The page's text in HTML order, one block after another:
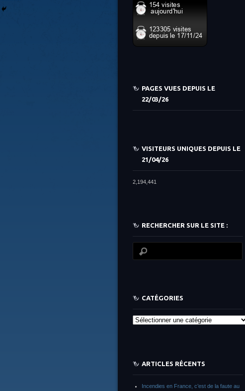
PAGES VUES DEPUIS LE
22/03/26
VISITEURS UNIQUES DEPUIS LE
21/04/26
2,194,441
RECHERCHER SUR LE SITE :
CATÉGORIES
Catégories
ARTICLES RÉCENTS
Incendies en France, c’est de la faute au